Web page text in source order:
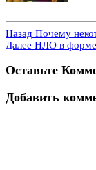
Назад Почему
Далее НЛО в форме
Оставьте
Добавить